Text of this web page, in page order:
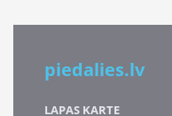
piedalies.lv
LAPAS KARTE